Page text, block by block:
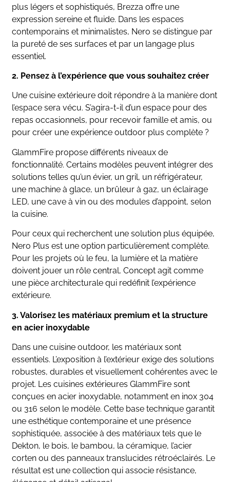
plus légers et sophistiqués, Brezza offre une
expression sereine et fluide. Dans les espaces
contemporains et minimalistes, Nero se distingue par
la pureté de ses surfaces et par un langage plus
essentiel.
2. Pensez à l’expérience que vous souhaitez créer
Une cuisine extérieure doit répondre à la manière dont
l’espace sera vécu. S’agira-t-il d’un espace pour des
repas occasionnels, pour recevoir famille et amis, ou
pour créer une expérience outdoor plus complète ?
GlammFire propose différents niveaux de
fonctionnalité. Certains modèles peuvent intégrer des
solutions telles qu’un évier, un gril, un réfrigérateur,
une machine à glace, un brûleur à gaz, un éclairage
LED, une cave à vin ou des modules d’appoint, selon
la cuisine.
Pour ceux qui recherchent une solution plus équipée,
Nero Plus est une option particulièrement complète.
Pour les projets où le feu, la lumière et la matière
doivent jouer un rôle central, Concept agit comme
une pièce architecturale qui redéfinit l’expérience
extérieure.
3. Valorisez les matériaux premium et la structure
en acier inoxydable
Dans une cuisine outdoor, les matériaux sont
essentiels. L’exposition à l’extérieur exige des solutions
robustes, durables et visuellement cohérentes avec le
projet. Les cuisines extérieures GlammFire sont
conçues en acier inoxydable, notamment en inox 304
ou 316 selon le modèle. Cette base technique garantit
une esthétique contemporaine et une présence
sophistiquée, associée à des matériaux tels que le
Dekton, le bois, le bambou, la céramique, l’acier
corten ou des panneaux translucides rétroéclairés. Le
résultat est une collection qui associe résistance,